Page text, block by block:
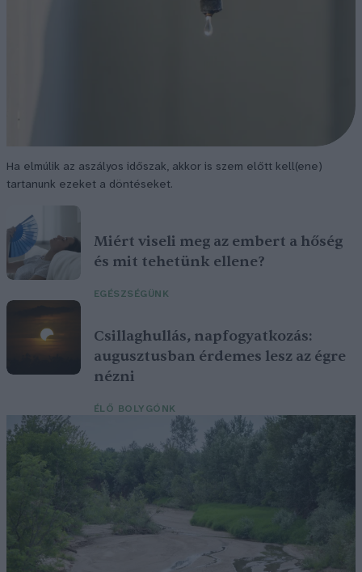
Ha elmúlik az aszályos időszak, akkor is szem előtt kell(ene)
tartanunk ezeket a döntéseket.
Miért viseli meg az embert a hőség
és mit tehetünk ellene?
EGÉSZSÉGÜNK
Csillaghullás, napfogyatkozás:
augusztusban érdemes lesz az égre
nézni
ÉLŐ BOLYGÓNK